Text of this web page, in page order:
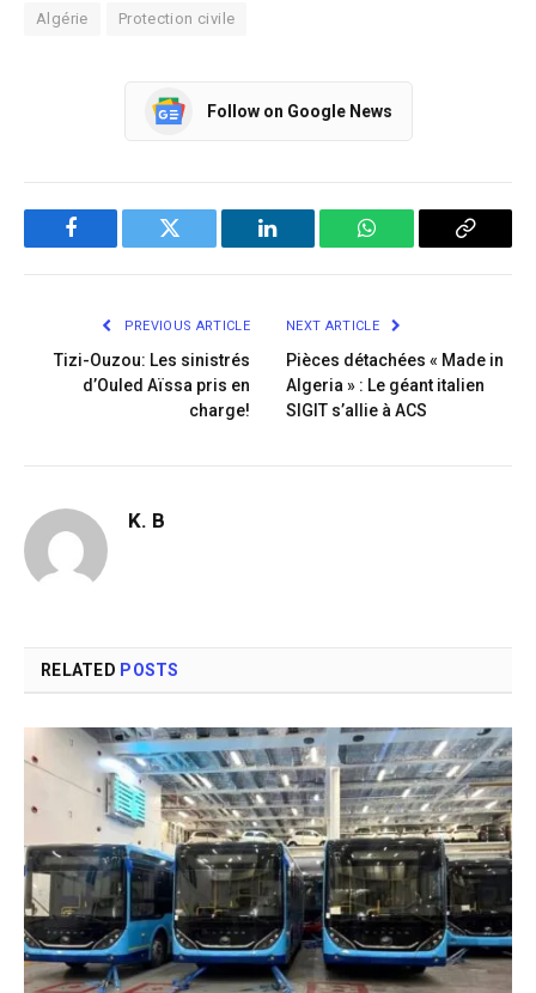
Algérie Protection civile
Follow on Google News
Facebook Twitter LinkedIn WhatsApp Copy
PREVIOUS ARTICLE
Tizi-Ouzou: Les sinistrés
d’Ouled Aïssa pris en
charge!
NEXT ARTICLE
Pièces détachées « Made in
Algeria » : Le géant italien
SIGIT s’allie à ACS
K. B
RELATED POSTS